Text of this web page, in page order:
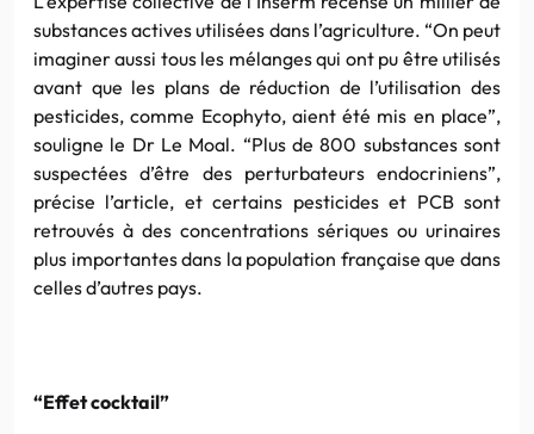
substances actives utilisées dans l’agriculture. “On peut
imaginer aussi tous les mélanges qui ont pu être utilisés
avant que les plans de réduction de l’utilisation des
pesticides, comme Ecophyto, aient été mis en place”,
souligne le Dr Le Moal. “Plus de 800 substances sont
suspectées d’être des perturbateurs endocriniens”,
précise l’article, et certains pesticides et PCB sont
retrouvés à des concentrations sériques ou urinaires
plus importantes dans la population française que dans
celles d’autres pays.
“Effet cocktail”